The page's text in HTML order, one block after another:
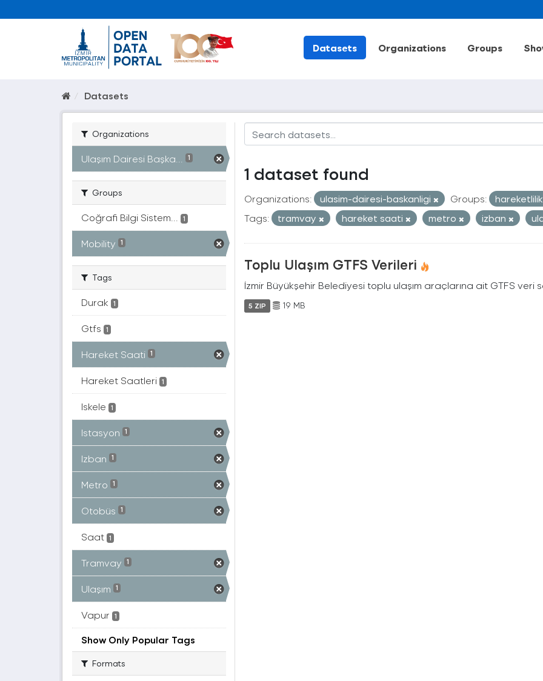
Datasets Organizations Groups
Datasets
Organizations
Ulaşım Dairesi Başka... 1
Groups
Coğrafi Bilgi Sistem... 1
Mobility 1
Tags
Durak 1
Gtfs 1
Hareket Saati 1
Hareket Saatleri 1
Iskele 1
Istasyon 1
Izban 1
Metro 1
Otobüs 1
Saat 1
Tramvay 1
Ulaşım 1
Vapur 1
Show Only Popular Tags
Formats
1 dataset found
Organizations: ulasim-dairesi-baskanligi Groups:
Tags:
tramvay hareket saati metro izban
Toplu Ulaşım GTFS Verileri
İzmir Büyükşehir Belediyesi toplu ulaşım araçlarına ait GTFS veri
5 ZIP 19 MB